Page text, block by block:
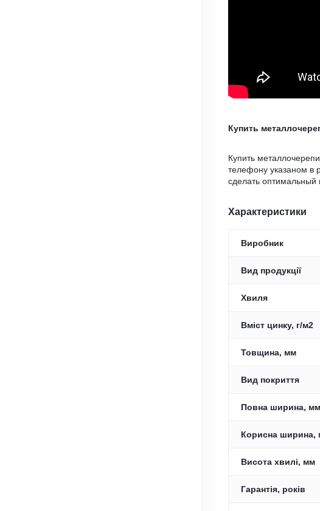
Купить
Купить
телефону указаном в
сделать оптимальный
Характеристики
Виробник
Вид продукції
Хвиля
Вміст цинку, г/м2
Товщина, мм
Вид покриття
Повна ширина, мм
Корисна ширина,
Висота хвилі, мм
Гарантія, років